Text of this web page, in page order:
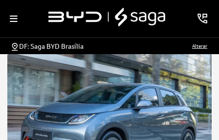
DF: Saga BYD Brasília Alterar